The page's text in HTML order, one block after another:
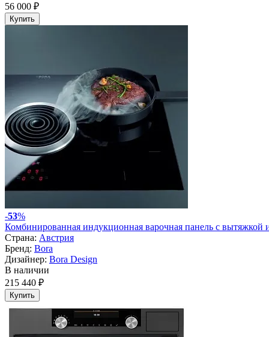
56 000 ₽
Купить
-53%
Комбинированная индукционная варочная панель с
Страна: Австрия
Бренд: Bora
Дизайнер: Bora Design
В наличии
215 440 ₽
Купить